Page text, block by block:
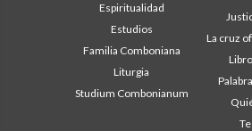
Espiritualidad
Estudios
Familia Comboniana
Liturgia
Studium Combonianum
La cruz